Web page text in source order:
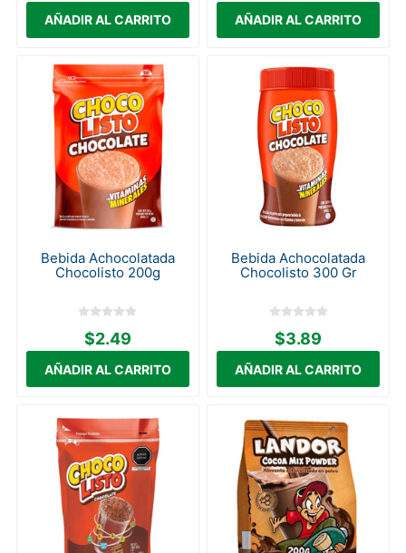
Bebida Achocolatada
Chocolisto 200g
$2.49
Bebida Achocolatada
Chocolisto 300 Gr
$3.89